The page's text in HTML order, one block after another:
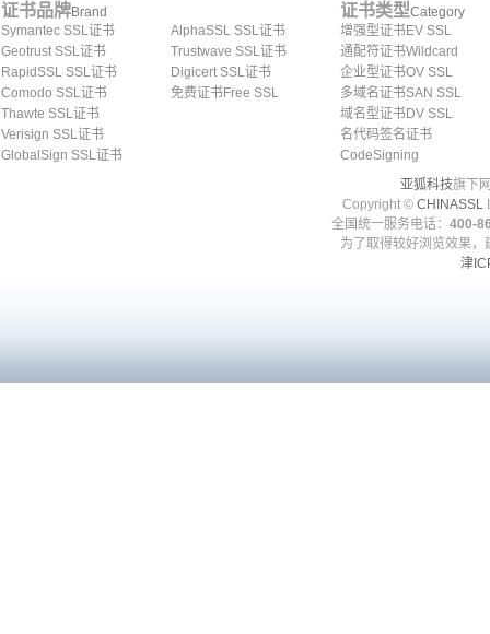
证书品牌Brand
Symantec SSL证书
Geotrust SSL证书
RapidSSL SSL证书
Comodo SSL证书
Thawte SSL证书
Verisign SSL证书
GlobalSign SSL证书
AlphaSSL SSL证书
Trustwave SSL证书
Digicert SSL证书
免费证书Free SSL
证书类型Category
增强型证书EV SSL
通配符证书Wildcard
企业型证书OV SSL
多域名证书SAN SSL
域名型证书DV SSL
名代码签名证书
CodeSigning
亚狐科技旗下
Copyright © CHINASSL
全国统一服务电话： 400-
为了取得较好浏览效果
津